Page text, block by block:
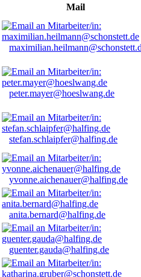
Mail
peter.mayer@hoeslwang.de
stefan.schlaipfer@halfing.de
yvonne.aichenauer@halfing.de
anita.bernard@halfing.de
guenter.gauda@halfing.de